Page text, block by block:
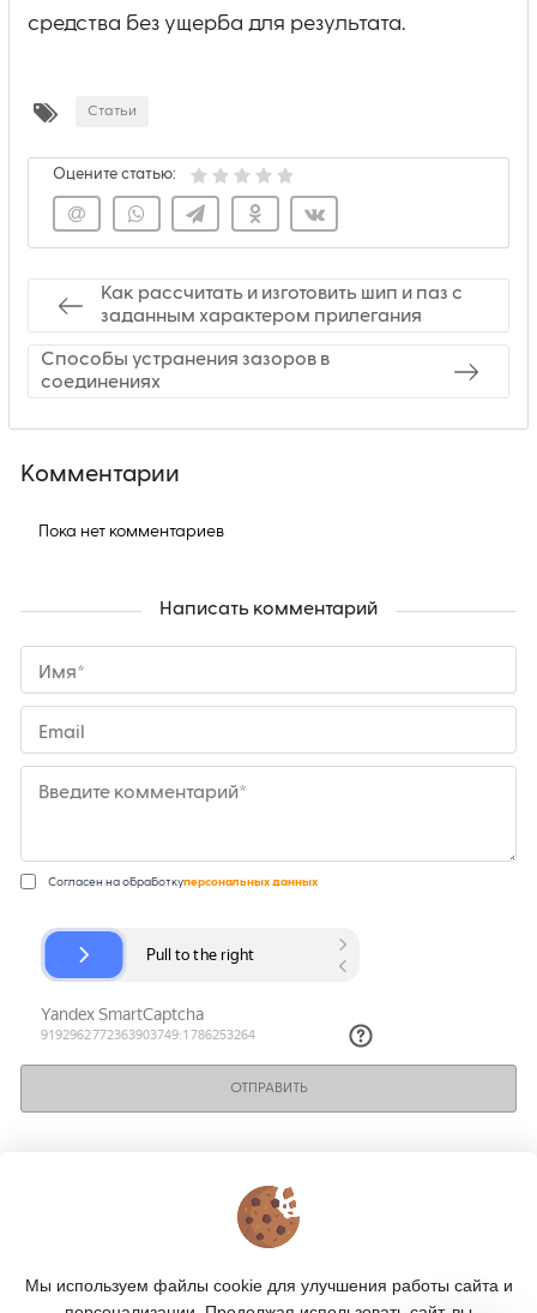
средства без ущерба для результата.
Статьи
Оцените статью:
Как рассчитать и изготовить шип и паз с
заданным характером прилегания
Способы устранения зазоров в
соединениях
Комментарии
Пока нет комментариев
Написать комментарий
Имя*
Email
Введите комментарий*
Согласен на обработкуперсональных данных
ОТПРАВИТЬ
КАТАЛОГ
Мы используем файлы cookie для улучшения работы сайта и